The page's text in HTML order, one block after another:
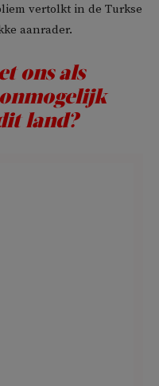
vertolkt in de Turkse
aanrader.
ons als
land?